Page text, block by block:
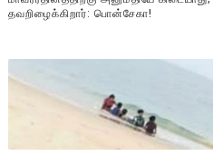
தவறிழைக்கிறார்: பொன்சேகா!